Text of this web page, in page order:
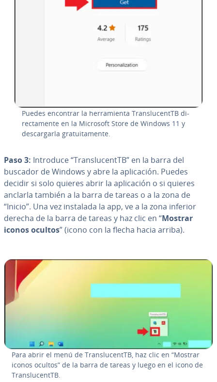
Puedes encontrar la he­rra­mie­n­ta Tra­n­s­lu­ce­n­t­TB di­
re­c­ta­me­n­te en la Microsoft Store de Windows 11 y
de­s­ca­r­gar­la gra­tui­ta­me­n­te.
Paso 3: Introduce “Tra­n­s­lu­ce­n­t­TB” en la barra del
buscador de Windows y abre la apli­ca­ción. Puedes
decidir si solo quieres abrir la apli­ca­ción o si quieres
anclarla también a la barra de tareas o a la zona de
“Inicio”. Una vez instalada la app, ve a la zona inferior
derecha de la barra de tareas y haz clic en “Mostrar
iconos ocultos” (icono con la flecha hacia arriba).
Para abrir el menú de Tra­n­s­lu­ce­n­t­TB, haz clic en “Mostrar
iconos ocultos” de la barra de tareas y luego en el icono de
Tra­n­s­lu­ce­n­t­TB.